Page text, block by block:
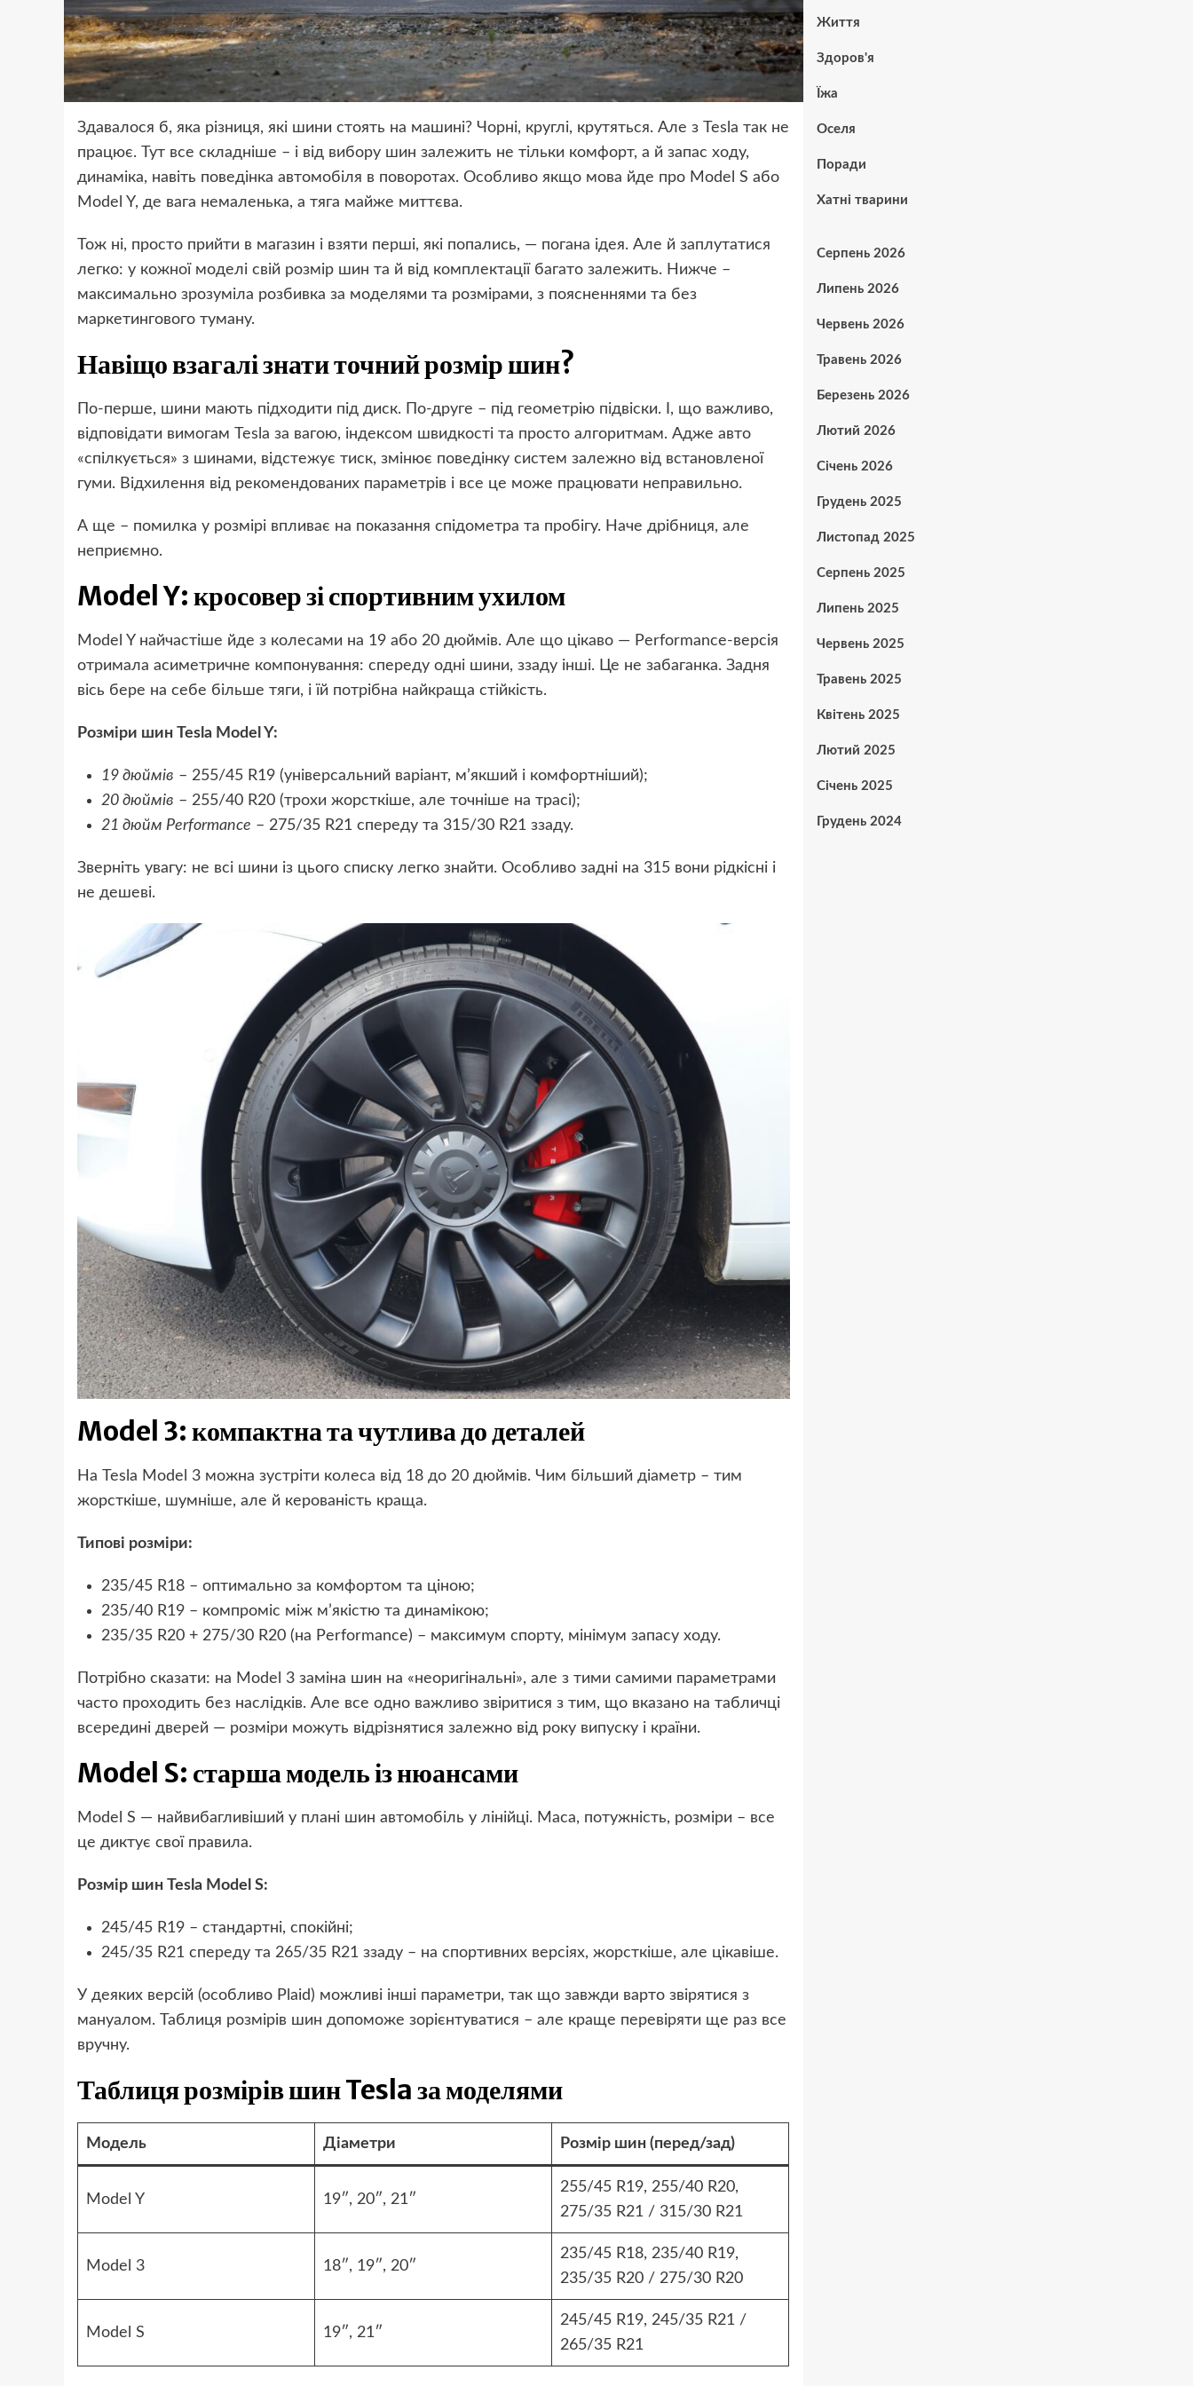
Здавалося б, яка різниця, які шини стоять на машині? Чорні, круглі, крутяться. Але з Tesla так не
працює. Тут все складніше – і від вибору шин залежить не тільки комфорт, а й запас ходу,
динаміка, навіть поведінка автомобіля в поворотах. Особливо якщо мова йде про Model S або
Model Y, де вага немаленька, а тяга майже миттєва.
Тож ні, просто прийти в магазин і взяти перші, які попались, — погана ідея. Але й заплутатися
легко: у кожної моделі свій розмір шин та й від комплектації багато залежить. Нижче –
максимально зрозуміла розбивка за моделями та розмірами, з поясненнями та без
маркетингового туману.
Навіщо взагалі знати точний розмір шин?
По-перше, шини мають підходити під диск. По-друге – під геометрію підвіски. І, що важливо,
відповідати вимогам Tesla за вагою, індексом швидкості та просто алгоритмам. Адже авто
«спілкується» з шинами, відстежує тиск, змінює поведінку систем залежно від встановленої
гуми. Відхилення від рекомендованих параметрів і все це може працювати неправильно.
А ще – помилка у розмірі впливає на показання спідометра та пробігу. Наче дрібниця, але
неприємно.
Model Y: кросовер зі спортивним ухилом
Model Y найчастіше йде з колесами на 19 або 20 дюймів. Але що цікаво — Performance-версія
отримала асиметричне компонування: спереду одні шини, ззаду інші. Це не забаганка. Задня
вісь бере на себе більше тяги, і їй потрібна найкраща стійкість.
Розміри шин Tesla Model Y:
19 дюймів – 255/45 R19 (універсальний варіант, м’якший і комфортніший);
20 дюймів – 255/40 R20 (трохи жорсткіше, але точніше на трасі);
21 дюйм Performance – 275/35 R21 спереду та 315/30 R21 ззаду.
Зверніть увагу: не всі шини із цього списку легко знайти. Особливо задні на 315 вони рідкісні і
не дешеві.
Model 3: компактна та чутлива до деталей
На Tesla Model 3 можна зустріти колеса від 18 до 20 дюймів. Чим більший діаметр – тим
жорсткіше, шумніше, але й керованість краща.
Типові розміри:
235/45 R18 – оптимально за комфортом та ціною;
235/40 R19 – компроміс між м’якістю та динамікою;
235/35 R20 + 275/30 R20 (на Performance) – максимум спорту, мінімум запасу ходу.
Потрібно сказати: на Model 3 заміна шин на «неоригінальні», але з тими самими параметрами
часто проходить без наслідків. Але все одно важливо звіритися з тим, що вказано на табличці
всередині дверей — розміри можуть відрізнятися залежно від року випуску і країни.
Model S: старша модель із нюансами
Model S — найвибагливіший у плані шин автомобіль у лінійці. Маса, потужність, розміри – все
це диктує свої правила.
Розмір шин Tesla Model S:
245/45 R19 – стандартні, спокійні;
245/35 R21 спереду та 265/35 R21 ззаду – на спортивних версіях, жорсткіше, але цікавіше.
У деяких версій (особливо Plaid) можливі інші параметри, так що завжди варто звірятися з
мануалом. Таблиця розмірів шин допоможе зорієнтуватися – але краще перевіряти ще раз все
вручну.
Таблиця розмірів шин Tesla за моделями
Модель Діаметри Розмір шин (перед/зад)
Model Y 19″, 20″, 21″
255/45 R19, 255/40 R20,
275/35 R21 / 315/30 R21
Model 3 18″, 19″, 20″
235/45 R18, 235/40 R19,
235/35 R20 / 275/30 R20
Model S 19″, 21″
245/45 R19, 245/35 R21 /
265/35 R21
Життя
Здоров'я
Їжа
Оселя
Поради
Хатні тварини
Серпень 2026
Липень 2026
Червень 2026
Травень 2026
Березень 2026
Лютий 2026
Січень 2026
Грудень 2025
Листопад 2025
Серпень 2025
Липень 2025
Червень 2025
Травень 2025
Квітень 2025
Лютий 2025
Січень 2025
Грудень 2024